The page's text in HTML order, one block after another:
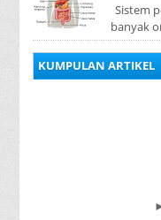
Sistem
banyak
KUMPULAN ARTIKEL